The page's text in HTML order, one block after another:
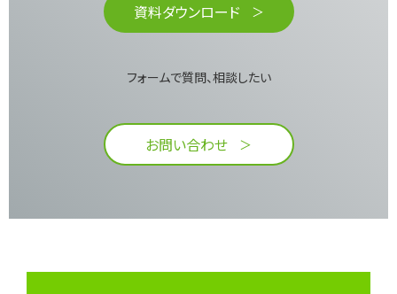
資料ダウンロード
フォームで質問、相談したい
お問い合わせ